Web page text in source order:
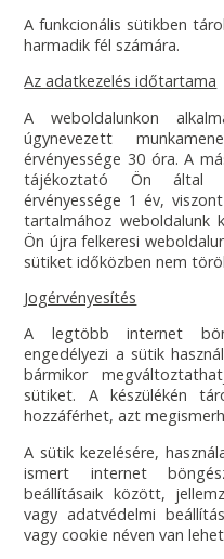
A funkcionális sütikben
harmadik fél számára.
Az adatkezelés időtartama
A weboldalunkon
úgynevezett
érvényessége 30 óra. A
tájékoztató Ön által
érvényessége 1 év,
tartalmához weboldalunk
Ön újra felkeresi
sütiket időközben nem
Jogérvényesítés
A legtöbb internet
engedélyezi a sütik
bármikor
sütiket. A készülékén
hozzáférhet, azt
A sütik kezelésére,
ismert internet
beállításaik között,
vagy adatvédelmi
vagy cookie néven van